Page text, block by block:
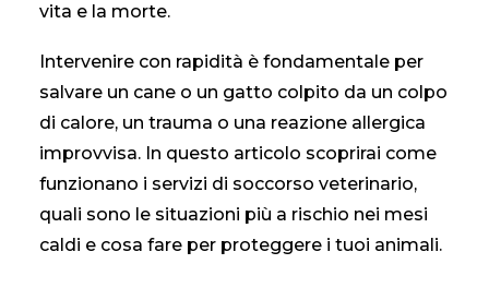
vita e la morte.
Intervenire con rapidità è fondamentale per
salvare un cane o un gatto colpito da un colpo
di calore, un trauma o una reazione allergica
improvvisa. In questo articolo scoprirai come
funzionano i servizi di soccorso veterinario,
quali sono le situazioni più a rischio nei mesi
caldi e cosa fare per proteggere i tuoi animali.